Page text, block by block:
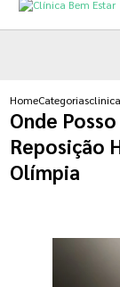
HomeCategorias
Onde
Reposição
Olímpia